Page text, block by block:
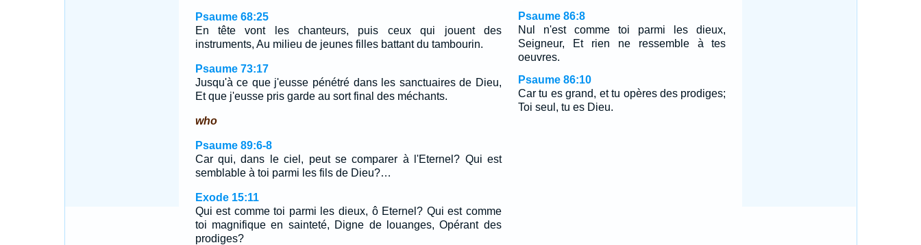
Psaume 68:25
En tête vont les chanteurs, puis ceux qui jouent des
instruments, Au milieu de jeunes filles battant du tambourin.
Psaume 73:17
Jusqu'à ce que j'eusse pénétré dans les sanctuaires de Dieu,
Et que j'eusse pris garde au sort final des méchants.
who
Psaume 89:6-8
Car qui, dans le ciel, peut se comparer à l'Eternel? Qui est
semblable à toi parmi les fils de Dieu?…
Exode 15:11
Qui est comme toi parmi les dieux, ô Eternel? Qui est comme
toi magnifique en sainteté, Digne de louanges, Opérant des
prodiges?
Psaume 86:8
Nul n'est comme toi parmi les dieux,
Seigneur, Et rien ne ressemble à tes
oeuvres.
Psaume 86:10
Car tu es grand, et tu opères des prodiges;
Toi seul, tu es Dieu.